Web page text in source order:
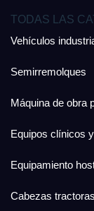
TODAS LAS
Vehículos
Semirremolques
Máquina de obra
Equipos clínicos
Equipamiento
Cabezas tractoras